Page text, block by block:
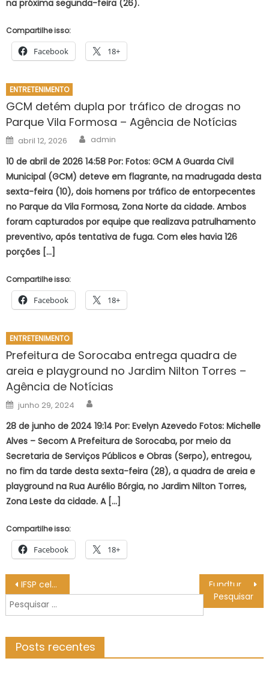
na próxima segunda-feira (26).
Compartilhe isso:
Facebook 18+
ENTRETENIMENTO
GCM detém dupla por tráfico de drogas no
Parque Vila Formosa – Agência de Notícias
Posted
on
abril 12, 2026 Author
admin
10 de abril de 2026 14:58 Por: Fotos: GCM A Guarda Civil
Municipal (GCM) deteve em flagrante, na madrugada desta
sexta-feira (10), dois homens por tráfico de entorpecentes
no Parque da Vila Formosa, Zona Norte da cidade. Ambos
foram capturados por equipe que realizava patrulhamento
preventivo, após tentativa de fuga. Com eles havia 126
porções […]
Compartilhe isso:
Facebook 18+
ENTRETENIMENTO
Prefeitura de Sorocaba entrega quadra de
areia e playground no Jardim Nilton Torres –
Agência de Notícias
Posted
on
junho 29, 2024
28 de junho de 2024 19:14 Por: Evelyn Azevedo Fotos: Michelle
Alves – Secom A Prefeitura de Sorocaba, por meio da
Secretaria de Serviços Públicos e Obras (Serpo), entregou,
no fim da tarde desta sexta-feira (28), a quadra de areia e
playground na Rua Aurélio Bórgia, no Jardim Nilton Torres,
Zona Leste da cidade. A […]
Compartilhe isso:
Facebook 18+
Navegação
de
Post
IFSP celebra compra de prédio para instalação do Campus Cotia – IFSP
Pesquisar
por:
Posts recentes